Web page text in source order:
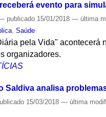
evento para
publicado 15/01/2018— última
,Saúde
pela Vida" acontecerá
organizadores.
Saldiva analisa
15/03/2018— última